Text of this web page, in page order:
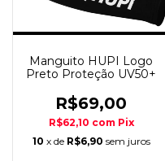
Manguito HUPI Logo
Preto Proteção UV50+
R$69,00
R$62,10 com Pix
10 x de R$6,90 sem juros